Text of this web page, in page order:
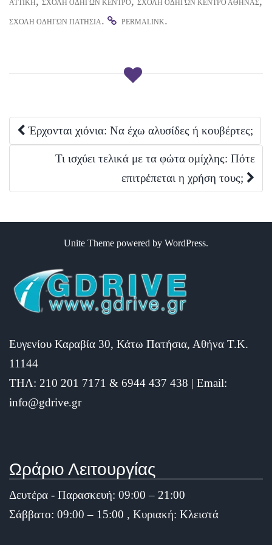
ΑΤΤΙΚΉ ΣΧΟΛΉ ΟΔΗΓΏΝ ΚΈΝΤΡΟ ΣΧΟΛΉ ΟΔΗΓΏΝ ΚΈΝΤΡΟ ΑΘΉΝΑΣ
ΣΧΟΛΉ ΟΔΗΓΏΝ ΠΑΤΉΣΙΑ. PERMALINK.
Post
navigation
Έρχονται χιόνια: Να έχω αλυσίδες ή κουβέρτες;
Τι ισχύει τελικά με τα φώτα ομίχλης: Πότε
επιτρέπεται η χρήση τους;
Unite Theme powered by WordPress.
Ευγενίου Καραβία 30, Κάτω Πατήσια, Αθήνα Τ.Κ.
11144
ΤΗΛ: 210 201 7171 & 6944 437 438 | Email:
info@gdrive.gr
Ωράριο Λειτουργίας
Δευτέρα - Παρασκευή: 09:00 – 21:00
Σάββατο: 09:00 – 15:00 , Κυριακή: Κλειστά